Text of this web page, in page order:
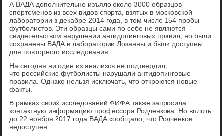
А ВАДА дополнительно изъяло около 3000 образцов
спортсменов из всех видов спорта, взятых в московской
лаборатории в декабре 2014 года, в том числе 154 пробы
футболистов. Эти образцы сами по себе не являются
свидетельством нарушений антидопинговых правил, но были
сохранены ВАДА в лаборатории Лозанны и были доступны
для повторного исследования.
На сегодня ни один из анализов не подтвердил,
что российские футболисты нарушали антидопинговые
правила. Однако нельзя исключать, что откроются новые
факты.
В рамках своих исследований ФИФА также запросила
контактную информацию профессора Родченкова. Но вплоть
до 22 ноября 2017 года ВАДА сообщало, что Родченков
недоступен.